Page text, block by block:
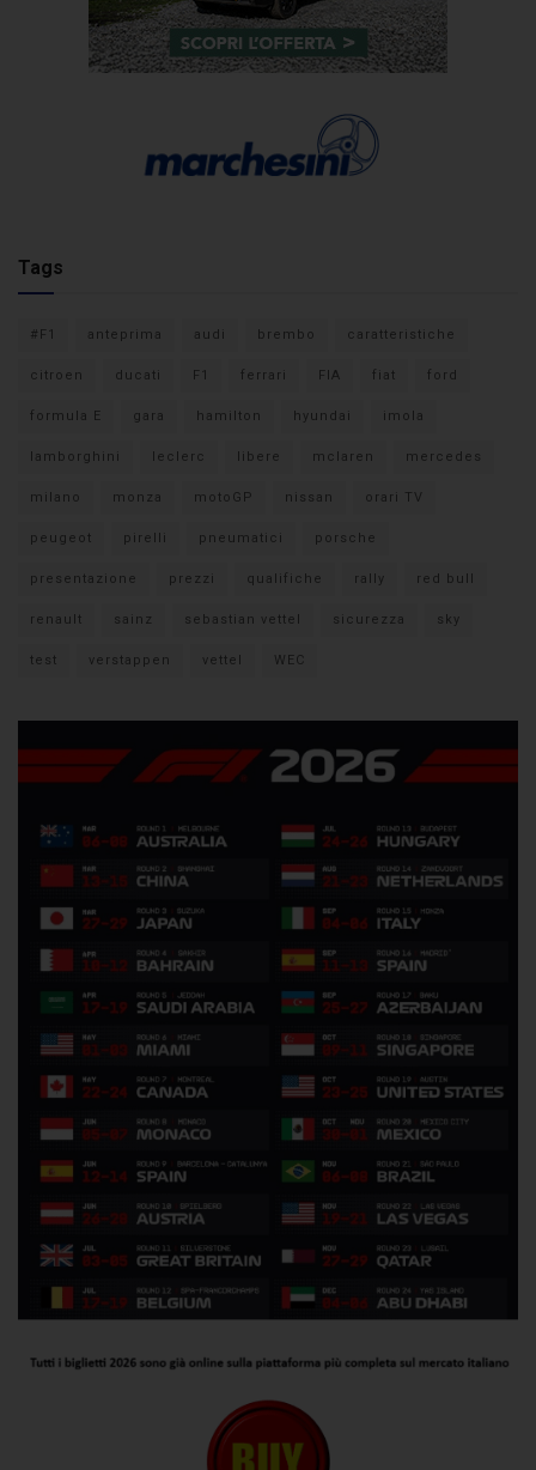
Tags
#F1 anteprima audi brembo caratteristiche
citroen ducati F1 ferrari FIA fiat ford
formula E gara hamilton hyundai imola
lamborghini leclerc libere mclaren mercedes
milano monza motoGP nissan orari TV
peugeot pirelli pneumatici porsche
presentazione prezzi qualifiche rally red bull
renault sainz sebastian vettel sicurezza sky
test verstappen vettel WEC